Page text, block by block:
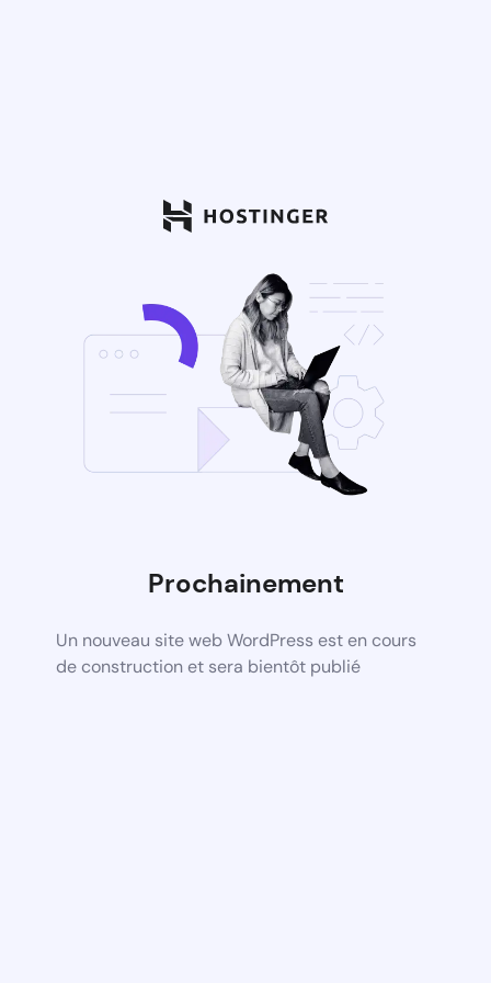
Prochainement
Un nouveau site web WordPress est en cours
de construction et sera bientôt publié